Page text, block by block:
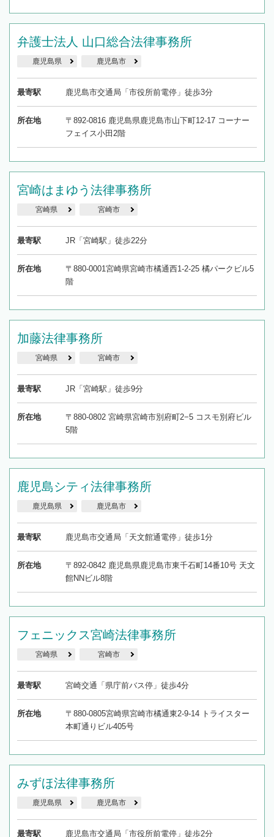
弁護士法人 山口総合法律事務所
鹿児島県 鹿児島市
最寄駅 鹿児島市交通局「市役所前電停」徒歩3分
所在地
〒892-0816 鹿児島県鹿児島市山下町12-17 コーナー
フェイス小田2階
宮崎はまゆう法律事務所
宮崎県 宮崎市
最寄駅 JR「宮崎駅」徒歩22分
所在地
〒880-0001宮崎県宮崎市橘通西1-2-25 橘パークビル5
階
加藤法律事務所
宮崎県 宮崎市
最寄駅 JR「宮崎駅」徒歩9分
所在地
〒880-0802 宮崎県宮崎市別府町2−5 コスモ別府ビル
5階
鹿児島シティ法律事務所
鹿児島県 鹿児島市
最寄駅 鹿児島市交通局「天文館通電停」徒歩1分
所在地
〒892-0842 鹿児島県鹿児島市東千石町14番10号 天文
館NNビル8階
フェニックス宮崎法律事務所
宮崎県 宮崎市
最寄駅 宮崎交通「県庁前バス停」徒歩4分
所在地
〒880-0805宮崎県宮崎市橘通東2-9-14 トライスター
本町通りビル405号
みずほ法律事務所
鹿児島県 鹿児島市
最寄駅 鹿児島市交通局「市役所前電停」徒歩2分